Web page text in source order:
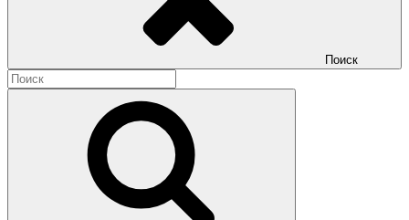
Поиск
Найти: